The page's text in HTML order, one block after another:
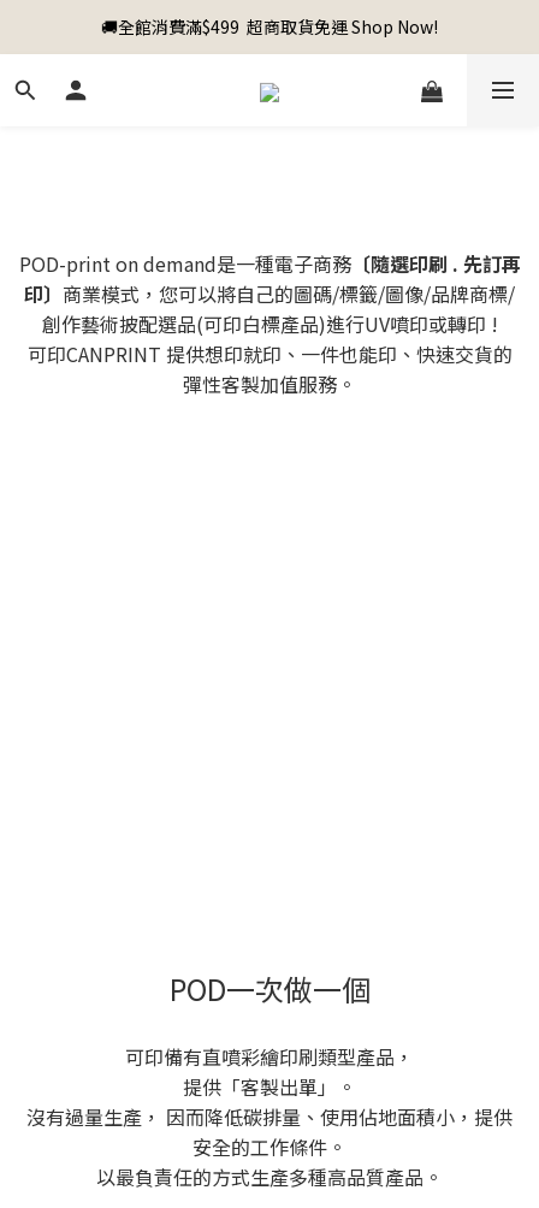
🚚全館消費滿$499  超商取貨免運 Shop Now!
POD-print on demand是一種電子商務〔隨選印刷 . 先訂再
印〕 商業模式，您可以將自己的圖碼/標籤/圖像/品牌商標/
創作藝術披配選品(可印白標產品)進行UV噴印或轉印 !
可印CANPRINT 提供想印就印、一件也能印、快速交貨的
彈性客製加值服務。
POD一次做一個
可印備有直噴彩繪印刷類型產品，
提供「客製出單」。
沒有過量生產， 因而降低碳排量、使用佔地面積小，提供
安全的工作條件。
以最負責任的方式生產多種高品質產品。